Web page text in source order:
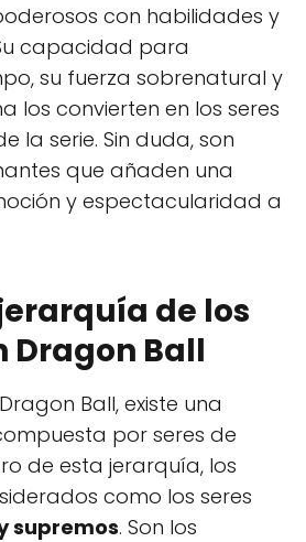
con habilidades y
capacidad para
su fuerza sobrenatural y
los convierten en los seres
la serie. Sin duda, son
que añaden una
y espectacularidad a
de los
Dragon Ball
Ball, existe una
por seres de
de esta jerarquía, los
como los seres
supremos. Son los